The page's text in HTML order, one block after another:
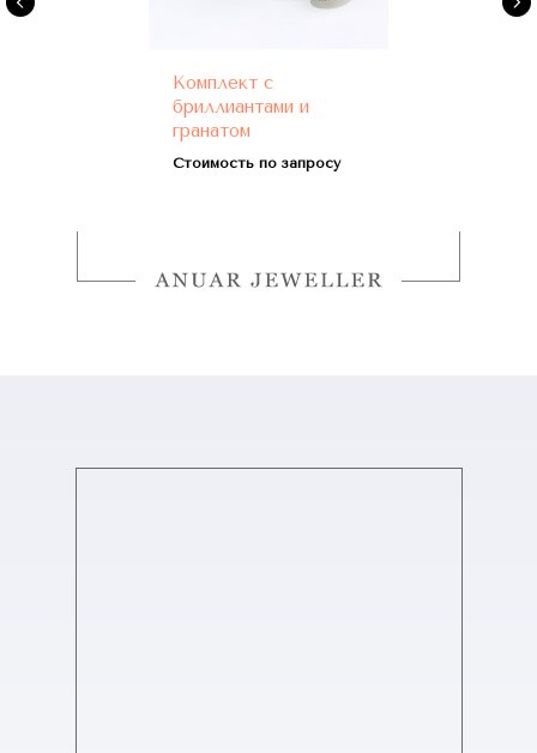
Комплект с
бриллиантами и
гранатом
Стоимость по запросу